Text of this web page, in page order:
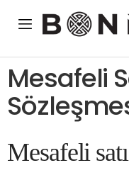
Toggle
Mesafeli
Mesafeli